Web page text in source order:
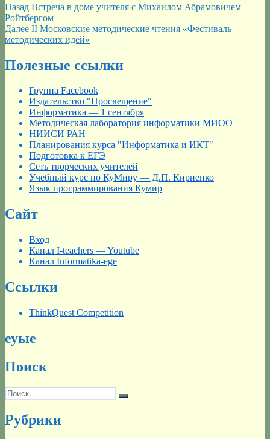
Навигация
по
записям
Назад Предыдущая
запись:
Встреча в доме учителя с Михаилом Абрамовичем
Ройтбергом
Далее Следующая
запись:
II Московские методические чтения «Фестиваль
методических идей»
Полезные ссылки
Группа Facebook
Издательство "Просвещение"
Информатика — 1 сентября
Методическая лаборатория информатики МИОО
НИИСИ РАН
Планирования курса "Информатика и ИКТ"
Подготовка к ЕГЭ
Сеть творческих учителей
Учебный курс по КуМиру — Д.П. Кириенко
Язык программирования Кумир
Сайт
Вход
Канал I-teachers — Youtube
Канал Informatika-ege
Ссылки
ThinkQuest Competition
еуые
Поиск
Искать:
Поиск
Рубрики